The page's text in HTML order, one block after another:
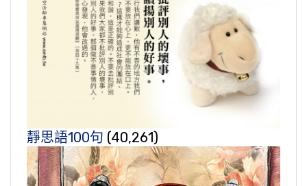
靜思語100句 (40,261)